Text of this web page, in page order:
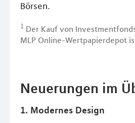
Börsen.
1 Der Kauf von
MLP Online-Wertpapierdepot
Neuerungen im
1. Modernes Design